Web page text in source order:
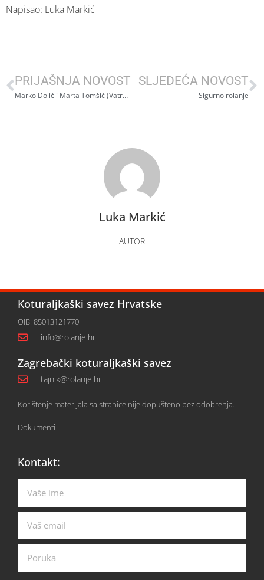
Luka Markić
AUTOR
Napisao: Luka Markić
PRIJAŠNJA NOVOST
Marko Dolić i Marta Tomšić (Vatreni kotači, Zagreb) pobjednici HIC-a
SLJEDEĆA NOVOST
Sigurno rolanje
Koturaljkaški savez Hrvatske
OIB: 85013121770
info@rolanje.hr
Zagrebački koturaljkaški savez
tajnik@rolanje.hr
Korištenje materijala sa stranice nije dopušteno bez odobrenja.
Dokumenti
Kontakt: